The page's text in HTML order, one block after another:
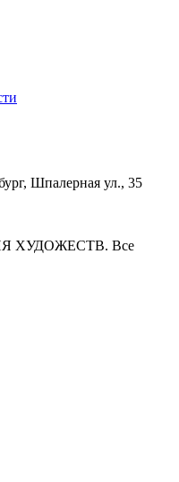
Шпалерная ул., 35
ХУДОЖЕСТВ. Все